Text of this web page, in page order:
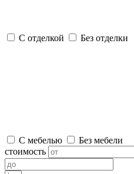
С отделкой Без отделки
С мебелью
Без мебели
стоимость